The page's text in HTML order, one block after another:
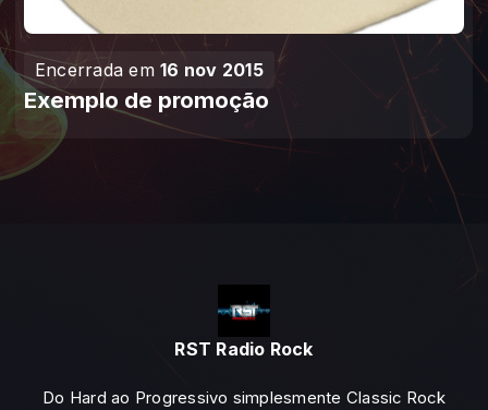
Encerrada em16 nov 2015
Exemplo de promoção
RST Radio Rock
Do Hard ao Progressivo simplesmente Classic Rock